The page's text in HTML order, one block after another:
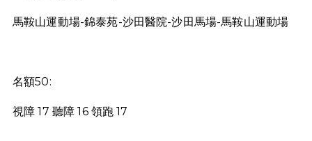
馬鞍山運動場-錦泰苑-沙田醫院-沙田馬場-馬鞍山運動場
名額50:
視障 17 聽障 16 領跑 17